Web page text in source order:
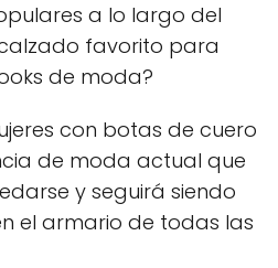
a lo largo del
favorito para
de moda?
con botas de cuero
de moda actual que
y seguirá siendo
el armario de todas las